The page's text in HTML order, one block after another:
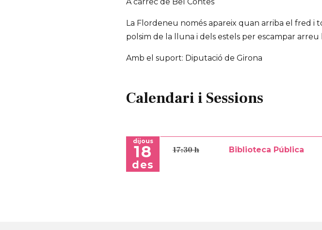
La Flordeneu només apareix quan arriba el fred i
polsim de la lluna i dels estels per escampar arreu
Amb el suport: Diputació de Girona
Calendari i Sessions
dijous
18
des
17:30 h Biblioteca Pública